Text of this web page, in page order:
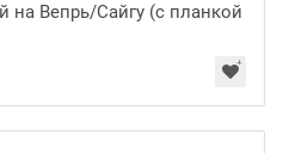
на Вепрь/Сайгу (с планкой